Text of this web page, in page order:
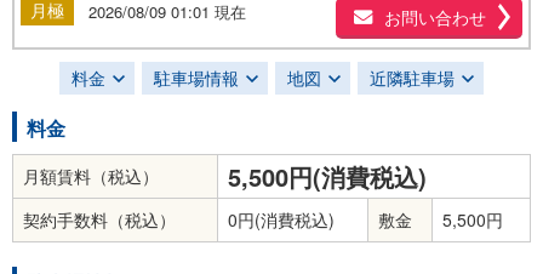
月極 2026/08/09 01:01 現在 お問い合わせ
料金 駐車場情報 地図 近隣駐車場
料金
月額賃料（税込） 5,500円(消費税込)
契約手数料（税込） 0円(消費税込) 敷金 5,500円